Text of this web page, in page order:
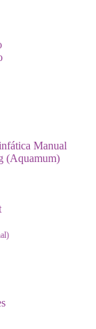
Manual
(Aquamum)